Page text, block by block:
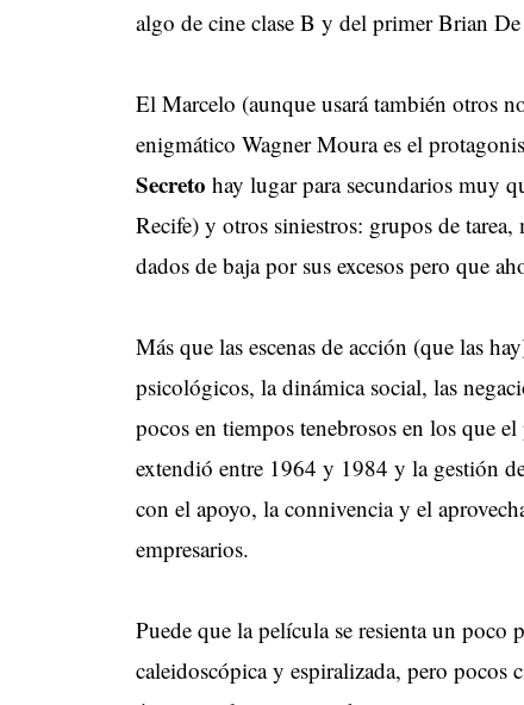
algo de cine clase B y del primer Brian
El Marcelo (aunque usará también otros
enigmático Wagner Moura es el
Secreto hay lugar para secundarios muy
Recife) y otros siniestros: grupos de
dados de baja por sus excesos pero que
Más que las escenas de acción (que las
psicológicos, la dinámica social, las
pocos en tiempos tenebrosos en los que
extendió entre 1964 y 1984 y la gestión
con el apoyo, la connivencia y el
empresarios.
Puede que la película se resienta un
caleidoscópica y espiralizada, pero pocos